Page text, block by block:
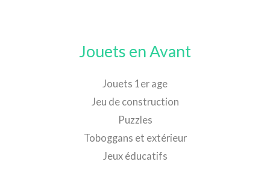
Jouets en Avant
Jouets 1er age
Jeu de construction
Puzzles
Toboggans et extérieur
Jeux éducatifs